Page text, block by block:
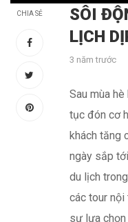
CHIA SẺ
SÔI
LỊCH
3 năm trước